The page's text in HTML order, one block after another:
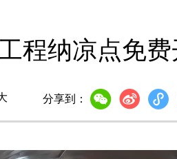
程纳凉点免
分享到：